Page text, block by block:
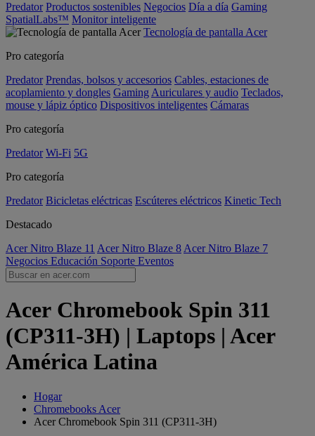
Predator Productos sostenibles Negocios Día a día Gaming
SpatialLabs™ Monitor inteligente
Tecnología de pantalla Acer
Pro categoría
Predator Prendas, bolsos y accesorios Cables, estaciones de
acoplamiento y dongles Gaming Auriculares y audio Teclados,
mouse y lápiz óptico Dispositivos inteligentes Cámaras
Pro categoría
Predator Wi-Fi 5G
Pro categoría
Predator Bicicletas eléctricas Escúteres eléctricos Kinetic Tech
Destacado
Acer Nitro Blaze 11 Acer Nitro Blaze 8 Acer Nitro Blaze 7
Negocios Educación Soporte Eventos
Acer Chromebook Spin 311
(CP311-3H) | Laptops | Acer
América Latina
Hogar
Chromebooks Acer
Acer Chromebook Spin 311 (CP311-3H)